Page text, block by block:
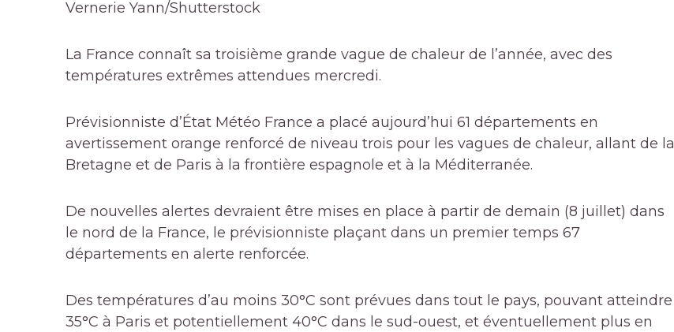
Vernerie Yann/Shutterstock
La France connaît sa troisième grande vague de chaleur de l’année, avec des
températures extrêmes attendues mercredi.
Prévisionniste d’État Météo France a placé aujourd’hui 61 départements en
avertissement orange renforcé de niveau trois pour les vagues de chaleur, allant de la
Bretagne et de Paris à la frontière espagnole et à la Méditerranée.
De nouvelles alertes devraient être mises en place à partir de demain (8 juillet) dans
le nord de la France, le prévisionniste plaçant dans un premier temps 67
départements en alerte renforcée.
Des températures d’au moins 30°C sont prévues dans tout le pays, pouvant atteindre
35°C à Paris et potentiellement 40°C dans le sud-ouest, et éventuellement plus en